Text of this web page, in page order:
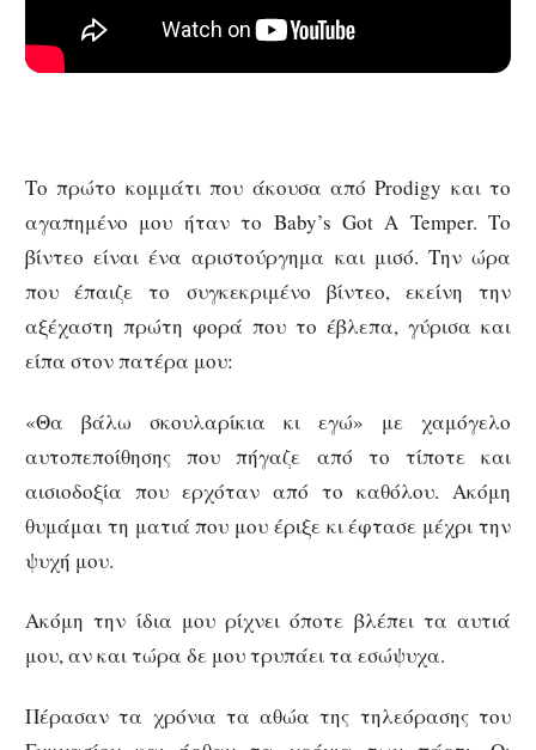
Το πρώτο κομμάτι που άκουσα από Prodigy και το
αγαπημένο μου ήταν το Baby’s Got A Temper. Το
βίντεο είναι ένα αριστούργημα και μισό. Την ώρα
που έπαιζε το συγκεκριμένο βίντεο, εκείνη την
αξέχαστη πρώτη φορά που το έβλεπα, γύρισα και
είπα στον πατέρα μου:
«Θα βάλω σκουλαρίκια κι εγώ» με χαμόγελο
αυτοπεποίθησης που πήγαζε από το τίποτε και
αισιοδοξία που ερχόταν από το καθόλου. Ακόμη
θυμάμαι τη ματιά που μου έριξε κι έφτασε μέχρι την
ψυχή μου.
Ακόμη την ίδια μου ρίχνει όποτε βλέπει τα αυτιά
μου, αν και τώρα δε μου τρυπάει τα εσώψυχα.
Πέρασαν τα χρόνια τα αθώα της τηλεόρασης του